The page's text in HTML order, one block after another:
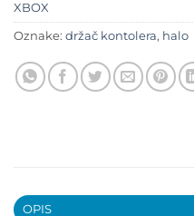
XBOX
Oznake: držač kontolera, halo
OPIS